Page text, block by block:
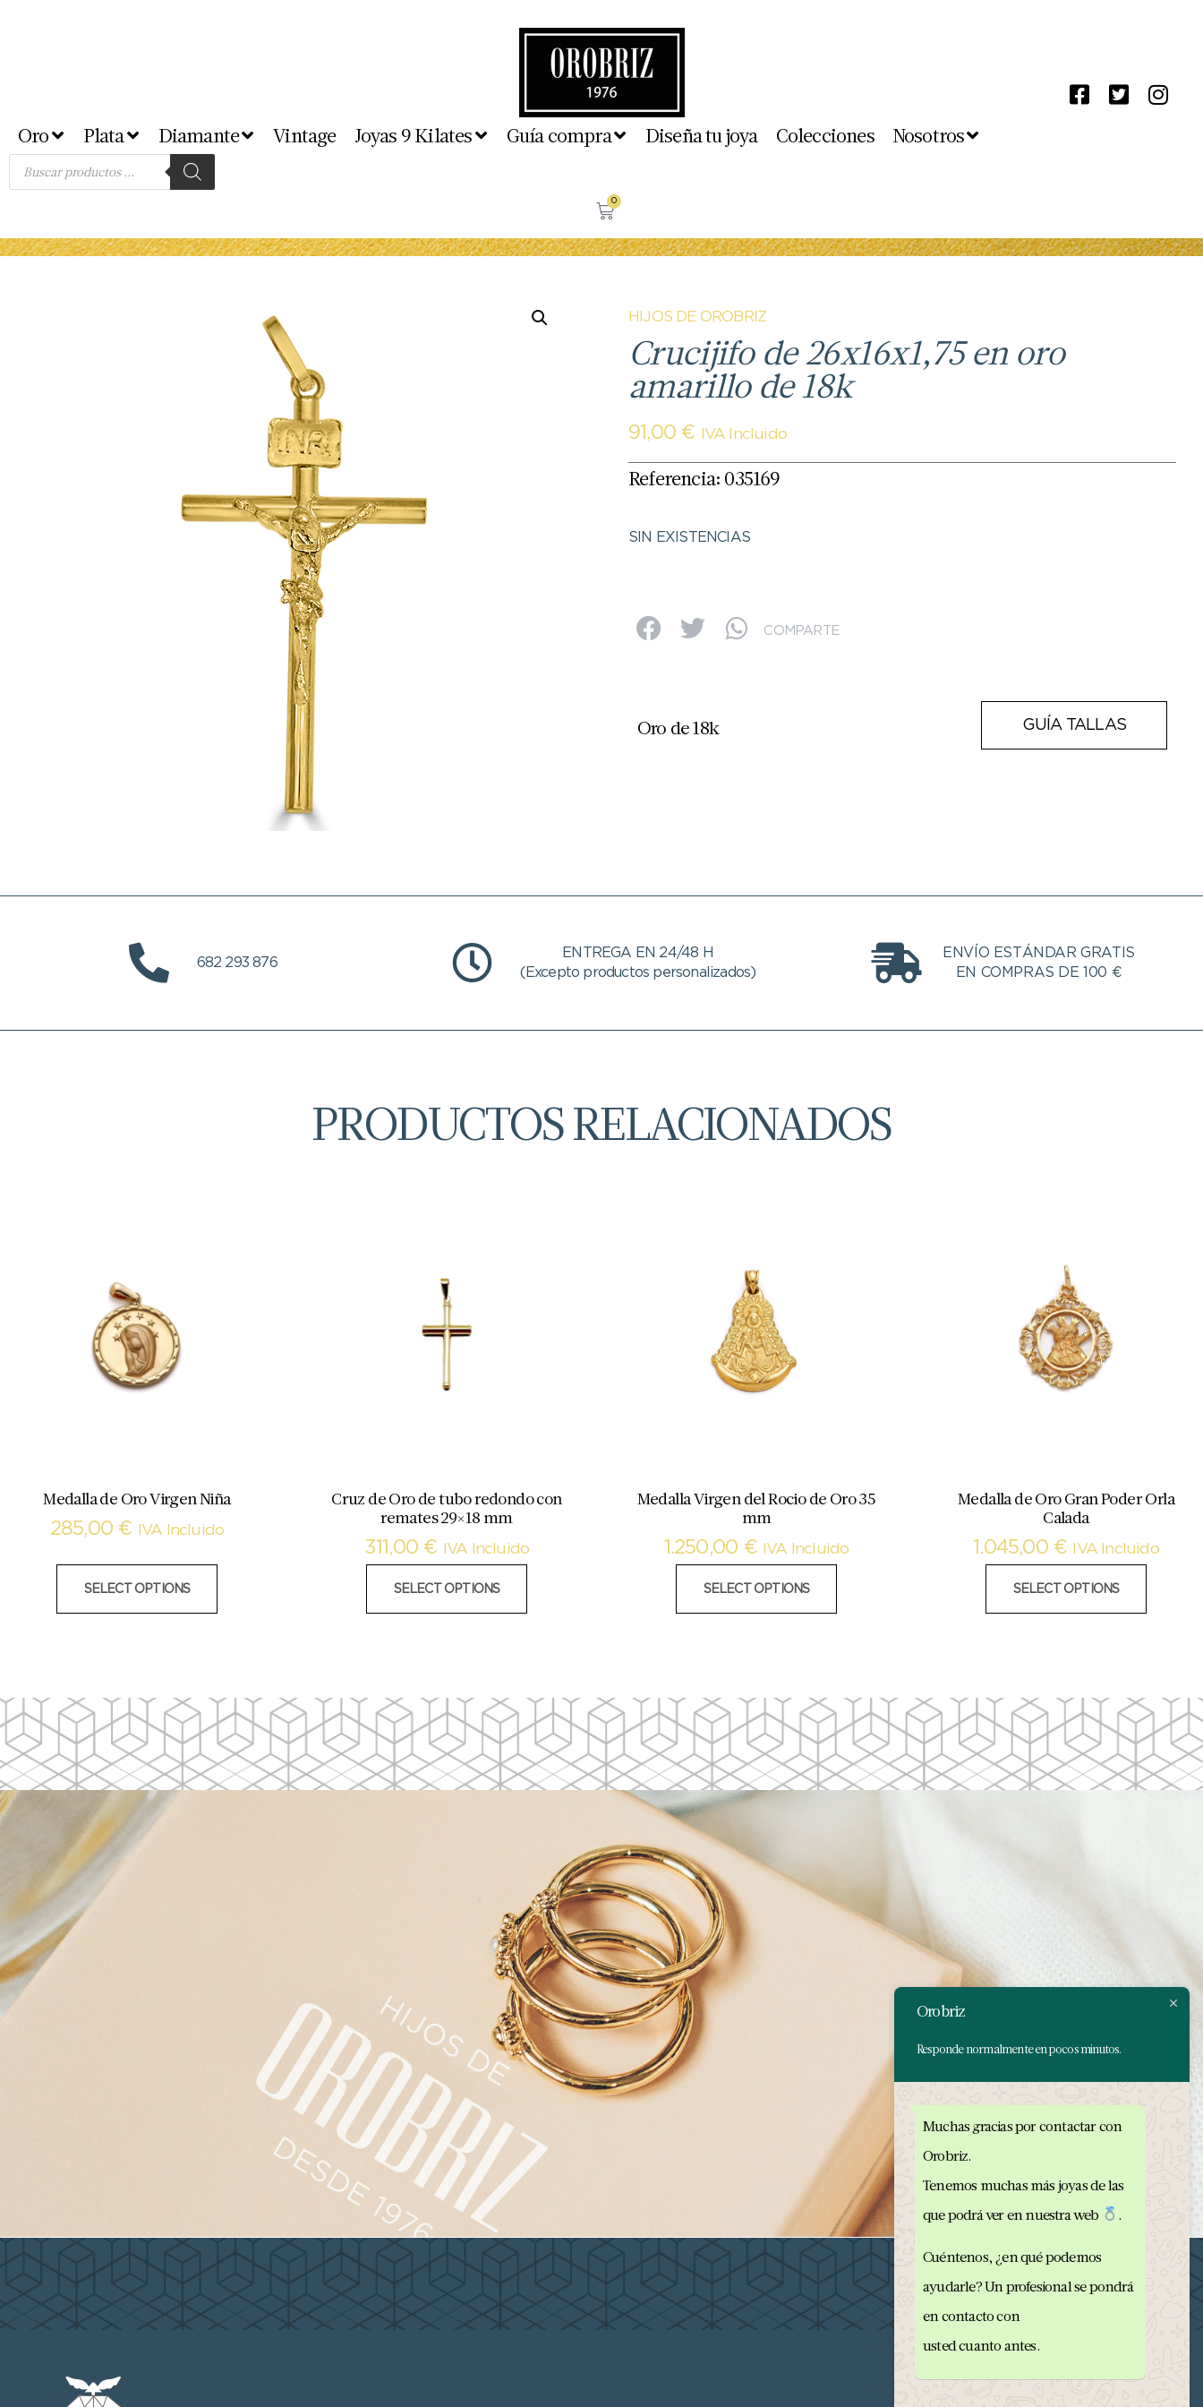
Oro Plata Diamante Vintage Joyas 9 Kilates Guía compra Diseña tu joya Colecciones Nosotros
0
HIJOS DE OROBRIZ
Crucijifo de 26x16x1,75 en oro
amarillo de 18k
91,00 € IVA Incluido
Referencia: 035169
SIN EXISTENCIAS
COMPARTE
Oro de 18k GUÍA TALLAS
682 293 876
ENTREGA EN 24/48 H
(Excepto productos personalizados)
ENVÍO ESTÁNDAR GRATIS
EN COMPRAS DE 100 €
PRODUCTOS RELACIONADOS
Medalla de Oro Virgen Niña
285,00 € IVA Incluido
SELECT OPTIONS
Cruz de Oro de tubo redondo con
remates 29×18 mm
311,00 € IVA Incluido
SELECT OPTIONS
Medalla Virgen del Rocio de Oro 35
mm
1.250,00 € IVA Incluido
SELECT OPTIONS
Medalla de Oro Gran Poder Orla
Calada
1.045,00 € IVA Incluido
SELECT OPTIONS
Orobriz
Responde normalmente en pocos minutos.
Muchas gracias por contactar con
Orobriz.
Tenemos muchas más joyas de las
que podrá ver en nuestra web
.
Cuéntenos, ¿en qué podemos
ayudarle? Un profesional se pondrá
en contacto con
usted cuanto antes.